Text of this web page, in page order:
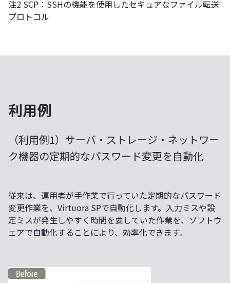
注2 SCP：SSHの機能を使用したセキュアなファイル転送
プロトコル
利用例
（利用例1）サーバ・ストレージ・ネットワー
ク機器の定期的なパスワード変更を自動化
従来は、運用者が手作業で行っていた定期的なパスワード
変更作業を、Virtuora SPで自動化します。入力ミスや設
定ミスが発生しやすく時間を要していた作業を、ソフトウ
ェアで自動化することにより、効率化できます。